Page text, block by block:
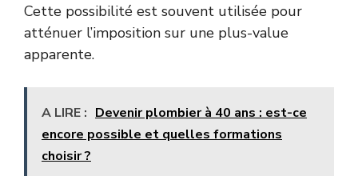
Cette possibilité est souvent utilisée pour
atténuer l’imposition sur une plus-value
apparente.
A LIRE : Devenir plombier à 40 ans : est-ce
encore possible et quelles formations
choisir ?